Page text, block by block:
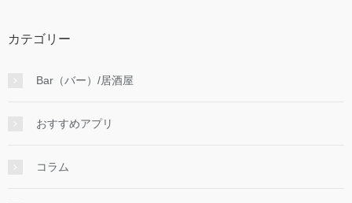
カテゴリー
Bar（バー）/居酒屋
おすすめアプリ
コラム